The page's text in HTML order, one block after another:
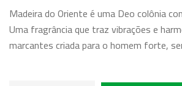
Madeira do Oriente é uma Deo colônia
Uma fragrância que traz vibrações e
marcantes criada para o homem forte,